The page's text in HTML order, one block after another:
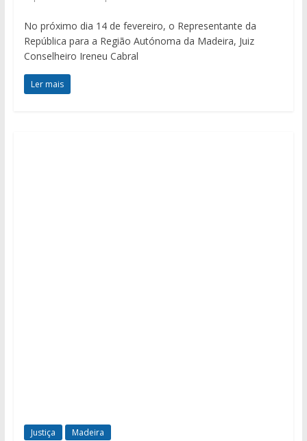
No próximo dia 14 de fevereiro, o Representante da
República para a Região Autónoma da Madeira, Juiz
Conselheiro Ireneu Cabral
Ler mais
Justiça Madeira